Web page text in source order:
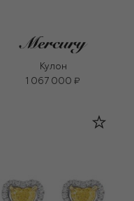
Кулон
1 067 000 ₽